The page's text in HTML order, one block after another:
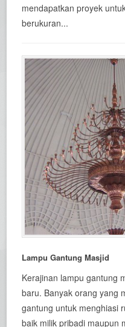
mendapatkan proyek
berukuran...
Lampu Gantung Masjid
Kerajinan lampu gantung
baru. Banyak orang yang
gantung untuk menghiasi
baik milik pribadi maupun